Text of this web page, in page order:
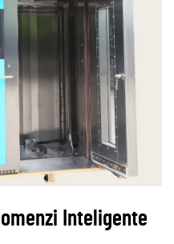
Inteligente